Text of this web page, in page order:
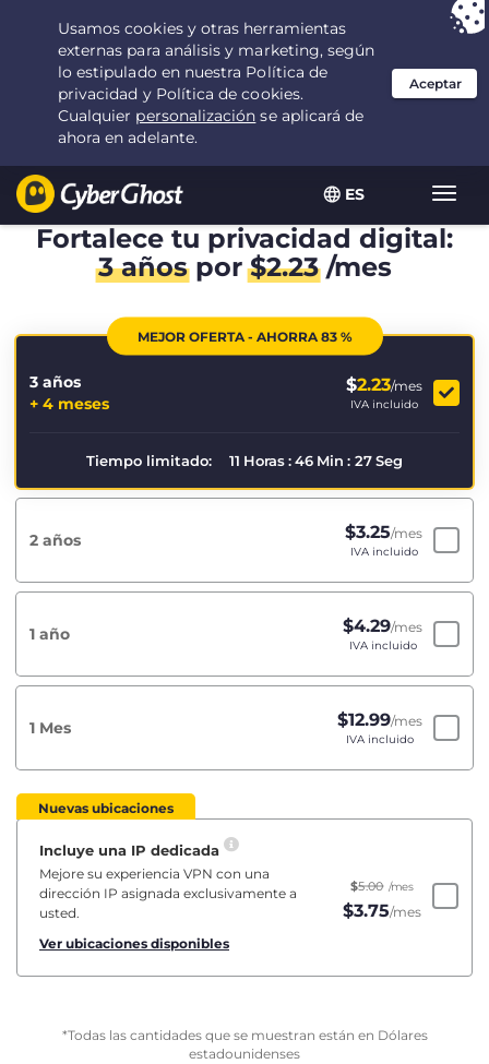
ES
Tu elección:la mejor ofertadurante 3.3333333333333 años por $
2.23 /mes
Fortalece tu privacidad digital:
3 añospor$2.23/mes
MEJOR OFERTA - AHORRA 83 %
3 años
+ 4 meses
$2.23/mes
IVA incluido
Tiempo limitado: 11 Horas:46 Min : 26Seg
2 años $3.25/mes
IVA incluido
1 año $4.29/mes
IVA incluido
1 Mes $12.99/mes
IVA incluido
Nuevas ubicaciones
Incluye una IP dedicada
Mejore su experiencia VPN con una
dirección IP asignada exclusivamente a
usted.
Ver ubicaciones disponibles
$5.00 /mes
$3.75/mes
*Todas las cantidades que se muestran están en Dólares
estadounidenses